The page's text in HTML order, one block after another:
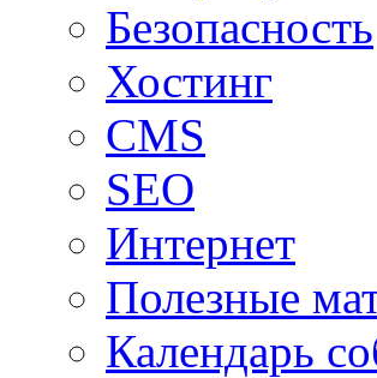
Безопасность
Хостинг
CMS
SEO
Интернет
Полезные
Календарь